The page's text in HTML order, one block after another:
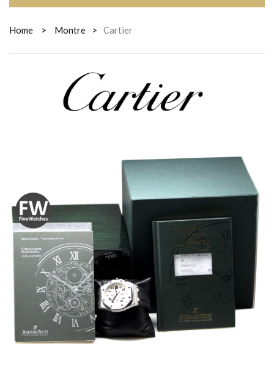
Home > Montre > Cartier
CARTIER